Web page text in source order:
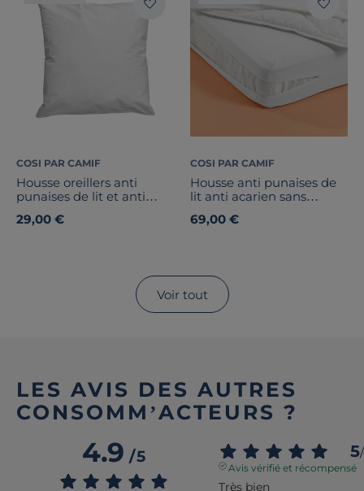
COSI PAR CAMIF
Housse oreillers anti
punaises de lit et anti
29,00 €
COSI PAR CAMIF
Housse anti punaises de
lit anti acarien sans
69,00 €
Voir tout
LES AVIS DES AUTRES
CONSOMM’ACTEURS ?
4.9/5 5/
Avis vérifié et récompensé
Très bien